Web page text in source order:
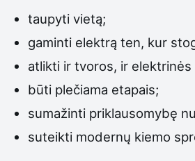
taupyti vietą;
gaminti elektrą ten, kur
atlikti ir tvoros, ir elektrinės
būti plečiama etapais;
sumažinti priklausomybę
suteikti modernų kiemo